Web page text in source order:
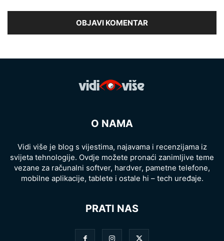
O NAMA
Vidi više je blog s vijestima, najavama i recenzijama iz
svijeta tehnologije. Ovdje možete pronaći zanimljive teme
vezane za računalni softver, hardver, pametne telefone,
mobilne aplikacije, tablete i ostale hi – tech uređaje.
PRATI NAS